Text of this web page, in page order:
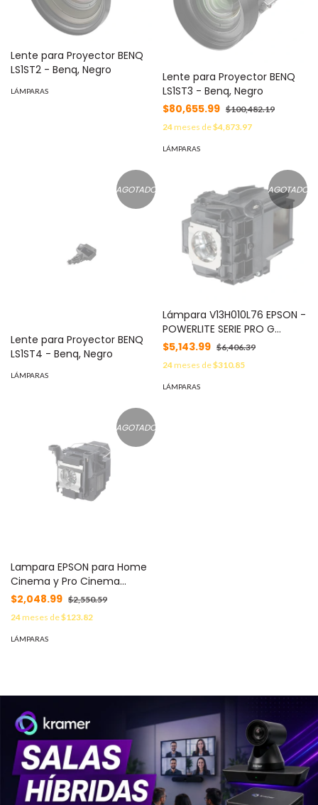
Lente para Proyector BENQ
LS1ST2 - Benq, Negro
LÁMPARAS
Lente para Proyector BENQ
LS1ST3 - Benq, Negro
$80,655.99 $100,482.19
24meses de$4,873.97
LÁMPARAS
AGOTADO
Lente para Proyector BENQ
LS1ST4 - Benq, Negro
LÁMPARAS
AGOTADO
Lámpara V13H010L76 EPSON -
POWERLITE SERIE PRO G
(Sobre pedido especial,
previa verificación)
$5,143.99 $6,406.39
24meses de$310.85
LÁMPARAS
AGOTADO
Lampara EPSON para Home
Cinema y Pro Cinema
(V13H010L89) -
$2,048.99 $2,550.59
24meses de$123.82
LÁMPARAS